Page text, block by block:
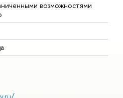
возможностями